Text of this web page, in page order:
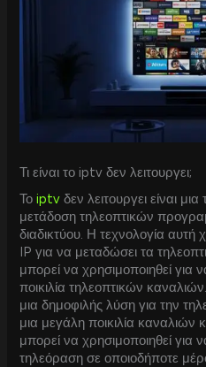
Τι είναι το iptv δεν λειτουργει;
Τοiptv δεν λειτουργει είναι
μετάδοση τηλεοπτικών
διαδικτύου. Η τεχνολογία αυτή
IP για να μεταδώσει τα
μπορεί να χρησιμοποιηθεί
ποικιλία τηλεοπτικών
μια δημοφιλής λύση για την
μια μεγάλη ποικιλία
μπορεί να χρησιμοποιηθεί για
τηλεόραση σε οποιοδήποτε